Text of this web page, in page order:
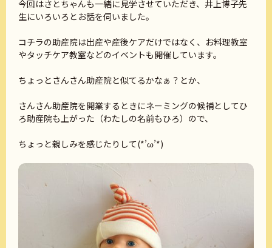
今回はさとちゃんも一緒に見学させていただき、井上博子先
生にいろいろとお話を伺いました。
コチラの助産院は出産や産後ケアだけではなく、お料理教室
やタッチケア教室などのイベントも開催しています。
ちょっとさんさん助産院と似てるかなぁ？とか、
さんさん助産院を開業するときにネーミングの候補としてひ
ろ助産院も上がった（わたしの名前もひろ）ので、
ちょっと親しみを感じたりして(*’ω’*)